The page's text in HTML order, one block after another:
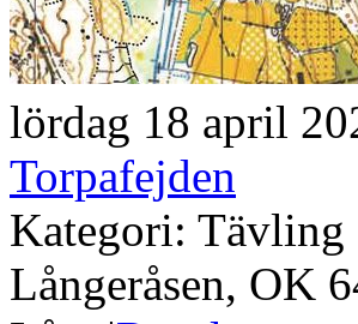
lördag 18 april
Torpafejden
Kategori: Tävling
Långeråsen, OK